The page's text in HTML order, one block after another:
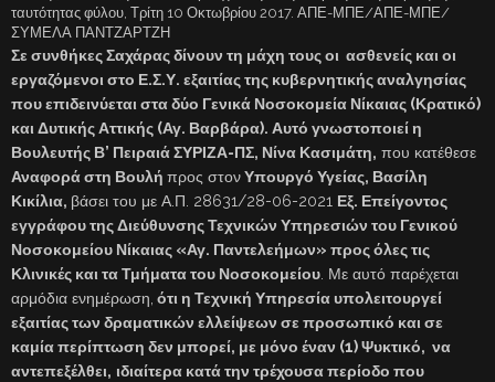
ταυτότητας φύλου, Τρίτη 10 Οκτωβρίου 2017. ΑΠΕ-ΜΠΕ/ΑΠΕ-ΜΠΕ/
ΣΥΜΕΛΑ ΠΑΝΤΖΑΡΤΖΗ
Σε συνθήκες Σαχάρας δίνουν τη μάχη τους οι ασθενείς και οι
εργαζόμενοι στο Ε.Σ.Υ. εξαιτίας της κυβερνητικής αναλγησίας
που επιδεινύεται στα δύο Γενικά Νοσοκομεία Νίκαιας (Κρατικό)
και Δυτικής Αττικής (Αγ. Βαρβάρα). Αυτό γνωστοποιεί η
Βουλευτής Β’ Πειραιά ΣΥΡΙΖΑ-ΠΣ, Νίνα Κασιμάτη, που κατέθεσε
Αναφορά στη Βουλή προς στονΥπουργό Υγείας, Βασίλη
Κικίλια, βάσει του με Α.Π. 28631/28-06-2021 Εξ. Επείγοντος
εγγράφου της Διεύθυνσης Τεχνικών Υπηρεσιών του Γενικού
Νοσοκομείου Νίκαιας «Αγ. Παντελεήμων» προς όλες τις
Κλινικές και τα Τμήματα του Νοσοκομείου. Με αυτό παρέχεται
αρμόδια ενημέρωση, ότι η Τεχνική Υπηρεσία υπολειτουργεί
εξαιτίας των δραματικών ελλείψεων σε προσωπικό και σε
καμία περίπτωση δεν μπορεί, με μόνο έναν (1) Ψυκτικό, να
αντεπεξέλθει, ιδιαίτερα κατά την τρέχουσα περίοδο που